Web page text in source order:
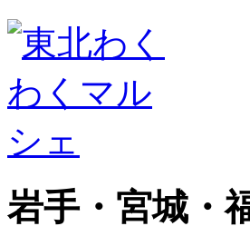
岩手・宮城・